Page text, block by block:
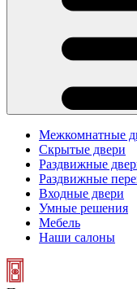
Межкомнатные
Скрытые двери
Раздвижные
Раздвижные
Входные двери
Умные решения
Мебель
Наши салоны